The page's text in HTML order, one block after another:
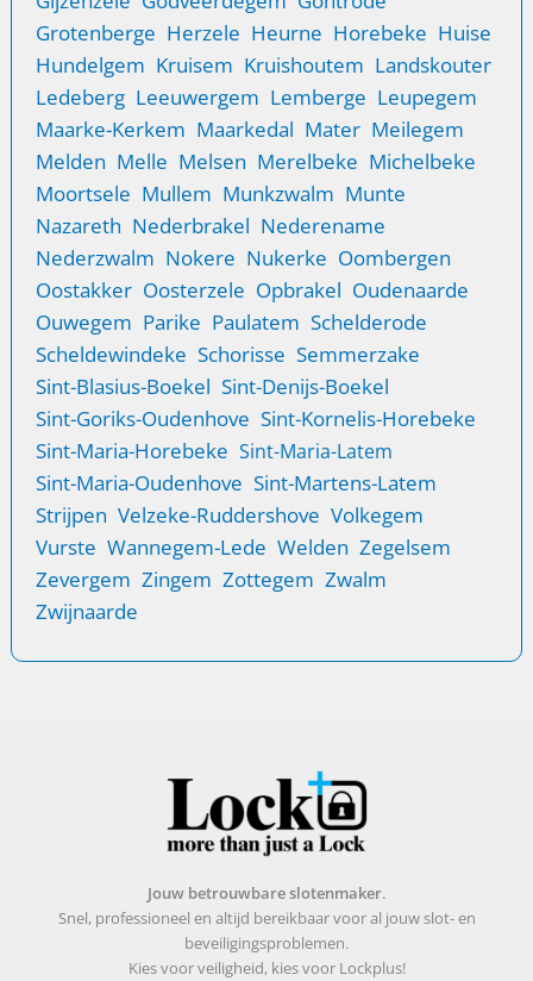
Grotenberge Herzele Heurne Horebeke Huise
Hundelgem Kruisem Kruishoutem Landskouter
Ledeberg Leeuwergem Lemberge Leupegem
Maarke-Kerkem Maarkedal Mater Meilegem
Melden Melle Melsen Merelbeke Michelbeke
Moortsele Mullem Munkzwalm Munte
Nazareth Nederbrakel Nederename
Nederzwalm Nokere Nukerke Oombergen
Oostakker Oosterzele Opbrakel Oudenaarde
Ouwegem Parike Paulatem Schelderode
Scheldewindeke Schorisse Semmerzake
Sint-Blasius-Boekel Sint-Denijs-Boekel
Sint-Goriks-Oudenhove Sint-Kornelis-Horebeke
Sint-Maria-Horebeke Sint-Maria-Latem
Sint-Maria-Oudenhove Sint-Martens-Latem
Strijpen Velzeke-Ruddershove Volkegem
Vurste Wannegem-Lede Welden Zegelsem
Zevergem Zingem Zottegem Zwalm
Zwijnaarde
Jouw betrouwbare slotenmaker.
Snel, professioneel en altijd bereikbaar voor al jouw slot- en
beveiligingsproblemen.
Kies voor veiligheid, kies voor Lockplus!